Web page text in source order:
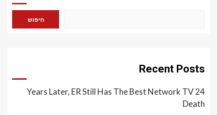
חיפוש
Recent Posts
24 Years Later, ER Still Has The Best Network TV
Death